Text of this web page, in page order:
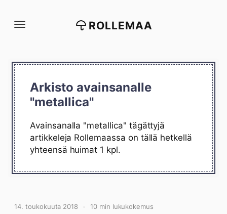
suoraan
ROLLEMAA
Arkisto avainsanalle
"metallica"
Avainsanalla "metallica" tägättyjä
artikkeleja Rollemaassa on tällä hetkellä
yhteensä huimat 1 kpl.
14. toukokuuta 2018 10 min lukukokemus